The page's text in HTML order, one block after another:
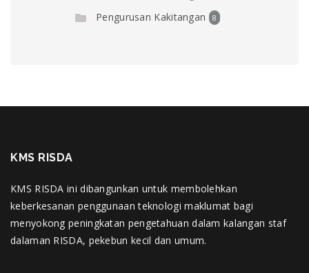
Pengurusan Kakitangan 8
KMS RISDA
KMS RISDA ini dibangunkan untuk membolehkan
keberkesanan penggunaan teknologi maklumat bagi
menyokong peningkatan pengetahuan dalam kalangan staf
dalaman RISDA, pekebun kecil dan umum.